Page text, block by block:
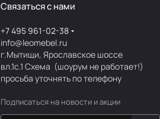
Связаться с нами
+7 495 961-02-38
info@leomebel.ru
г.Мытищи, Ярославское шоссе
вл.1с.1Схема (шоурум не работает!)
просьба уточнять по телефону
Подписаться на новости и акции